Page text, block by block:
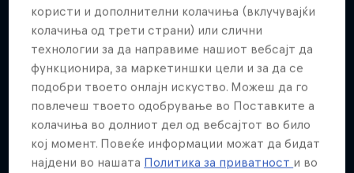
користи и дополнителни колачиња (вклучувајќи
колачиња од трети страни) или слични
технологии за да направиме нашиот вебсајт да
функционира, за маркетиншки цели и за да се
подобри твоето онлајн искуство. Можеш да го
повлечеш твоето одобрување во Поставките а
колачиња во долниот дел од вебсајтот во било
кој момент. Повеќе информации можат да бидат
најдени во нашата Политика за приватност и во